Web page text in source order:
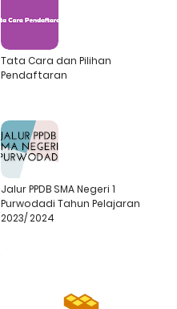
Tata Cara dan Pilihan
Pendaftaran
Jalur PPDB SMA Negeri 1
Purwodadi Tahun Pelajaran
2023/ 2024